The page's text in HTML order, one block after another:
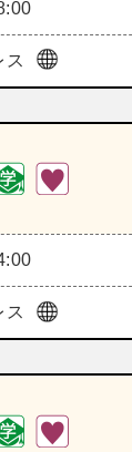
ス
ス